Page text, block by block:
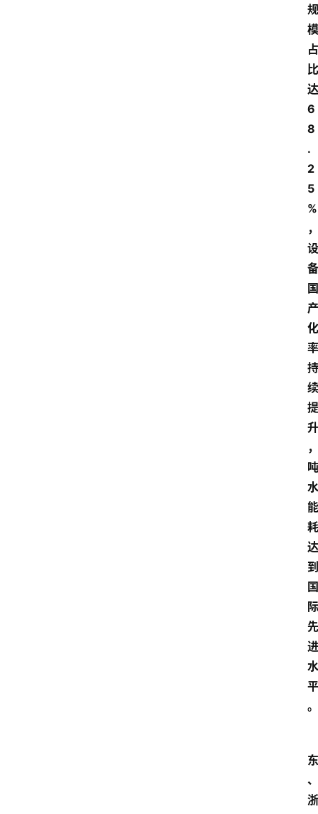
规
模
占
比
达
6
8
.
2
5
%
，
设
备
国
产
化
率
持
续
提
升
，
吨
水
能
耗
达
到
国
际
先
进
水
平
。
东
、
浙